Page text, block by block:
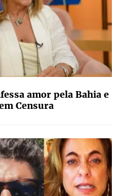
amor pela Bahia e
Censura